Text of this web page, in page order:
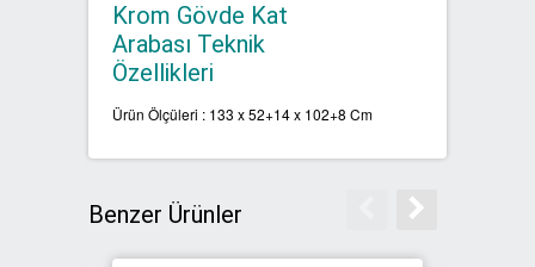
SIFIR ATIK KONTEYNERLARI
SIFIR ATIK BİLGİLENDİRME
PANOSU
SIFIR ATIK GERİ DÖNÜŞÜM
KUTULARI
Krom Gövde Kat
Arabası Teknik
Özellikleri
Ürün Ölçüleri : 133 x 52+14 x 102+8 Cm
Benzer Ürünler